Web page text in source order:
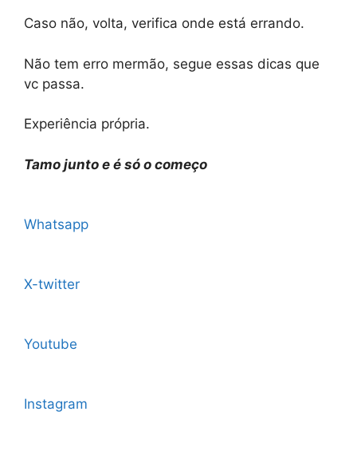
Caso não, volta, verifica onde está errando.
Não tem erro mermão, segue essas dicas que
vc passa.
Experiência própria.
Tamo junto e é só o começo
Whatsapp
X-twitter
Youtube
Instagram